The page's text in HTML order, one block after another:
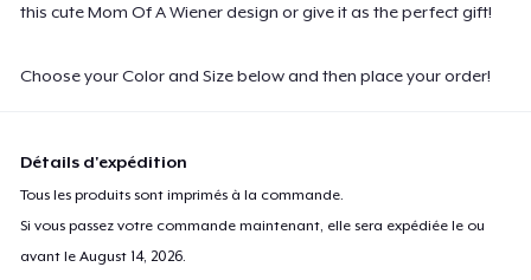
this cute Mom Of A Wiener design or give it as the perfect gift!
Choose your Color and Size below and then place your order!
Détails d'expédition
Tous les produits sont imprimés à la commande.
Si vous passez votre commande maintenant, elle sera expédiée le ou
avant leAugust 14, 2026.